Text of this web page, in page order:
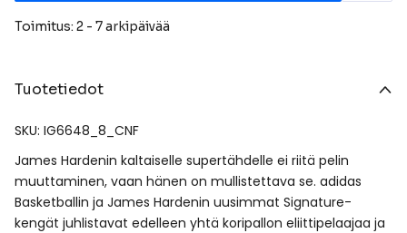
Toimitus: 2 - 7 arkipäivää
Tuotetiedot
SKU: IG6648_8_CNF
James Hardenin kaltaiselle supertähdelle ei riitä pelin
muuttaminen, vaan hänen on mullistettava se. adidas
Basketballin ja James Hardenin uusimmat Signature-
kengät juhlistavat edelleen yhtä koripallon eliittipelaajaa ja